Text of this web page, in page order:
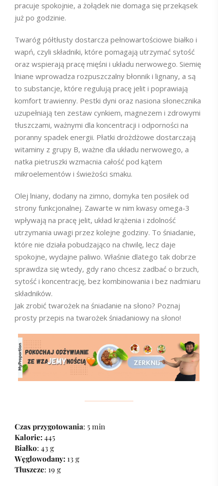
pracuje spokojnie, a żołądek nie domaga się przekąsek
już po godzinie.
Twaróg półtłusty dostarcza pełnowartościowe białko i
wapń, czyli składniki, które pomagają utrzymać sytość
oraz wspierają pracę mięśni i układu nerwowego. Siemię
lniane wprowadza rozpuszczalny błonnik i lignany, a są
to substancje, które regulują pracę jelit i poprawiają
komfort trawienny. Pestki dyni oraz nasiona słonecznika
uzupełniają ten zestaw cynkiem, magnezem i zdrowymi
tłuszczami, ważnymi dla koncentracji i odporności na
poranny spadek energii. Płatki drożdżowe dostarczają
witaminy z grupy B, ważne dla układu nerwowego, a
natka pietruszki wzmacnia całość pod kątem
mikroelementów i świeżości smaku.
Olej lniany, dodany na zimno, domyka ten posiłek od
strony funkcjonalnej. Zawarte w nim kwasy omega-3
wpływają na pracę jelit, układ krążenia i zdolność
utrzymania uwagi przez kolejne godziny. To śniadanie,
które nie działa pobudzająco na chwilę, lecz daje
spokojne, wydajne paliwo. Właśnie dlatego tak dobrze
sprawdza się wtedy, gdy rano chcesz zadbać o brzuch,
sytość i koncentrację, bez kombinowania i bez nadmiaru
składników.
Jak zrobić twarożek na śniadanie na słono? Poznaj
prosty przepis na twarożek śniadaniowy na słono!
Czas przygotowania: 5 min
Kalorie: 445
Białko: 43 g
Węglowodany: 13 g
Tłuszcze: 19 g